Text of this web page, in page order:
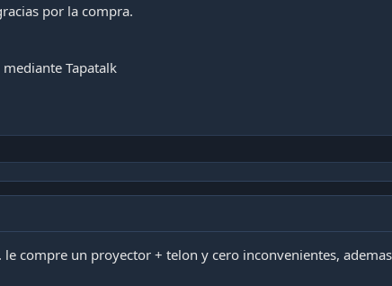
por la compra.
Tapatalk
compre un proyector + telon y cero inconvenientes,